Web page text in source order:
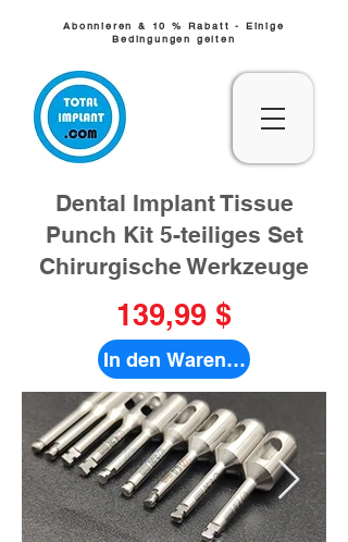
Abonnieren & 10 % Rabatt - Einige
Bedingungen gelten
Dental Implant Tissue
Punch Kit 5-teiliges Set
Chirurgische Werkzeuge
139,99 $
In den Warenkorb